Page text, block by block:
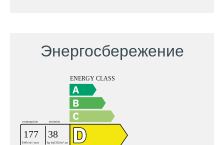
Энергосбережение